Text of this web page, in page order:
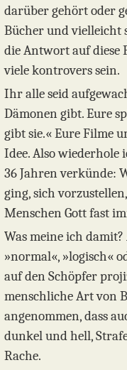
darüber gehört oder
Bücher und vielleicht
die Antwort auf diese
viele kontrovers sein.
Ihr alle seid
Dämonen gibt. Eure
gibt sie.« Eure Filme
Idee. Also wiederhole
36 Jahren verkünde:
ging, sich
Menschen Gott fast
Was meine ich
»normal«, »logisch«
auf den Schöpfer
menschliche Art von
angenommen, dass
dunkel und hell,
Rache.